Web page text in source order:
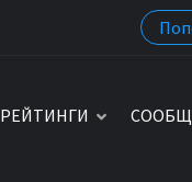
РЕЙТИНГИ